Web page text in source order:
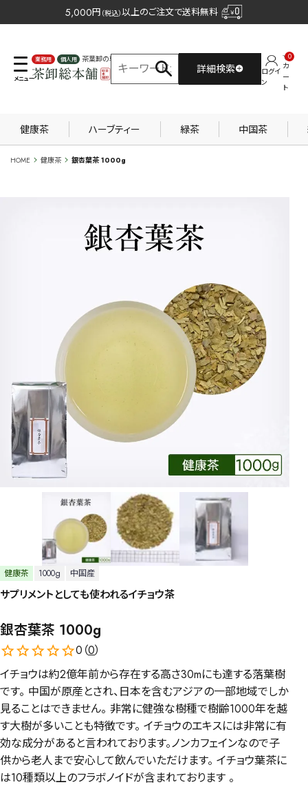
5,000円 （税込）以上のご注文で送料無料
業務用 個人用
茶葉卸の専門サイト
詳細検索
ログイ
ン
カ
ー
ト
0
健康茶 ハーブティー 緑茶 中国茶
HOME 健康茶 銀杏葉茶 1000g
健康茶 1000g 中国産
サプリメントとしても使われるイチョウ茶
銀杏葉茶 1000g
0（0）
イチョウは約2億年前から存在する高さ30mにも達する落葉樹
です。 中国が原産とされ、日本を含むアジアの一部地域でしか
見ることはできません。 非常に健強な樹種で樹齢1000年を越
す大樹が多いことも特徴です。 イチョウのエキスには非常に有
効な成分があると言われております。ノンカフェインなので子
供から老人まで安心して飲んでいただけます。 イチョウ葉茶に
は10種類以上のフラボノイドが含まれております 。